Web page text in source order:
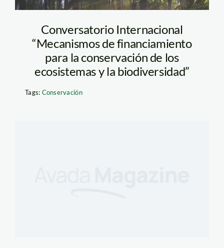
Conversatorio Internacional
“Mecanismos de financiamiento
para la conservación de los
ecosistemas y la biodiversidad”
Tags: Conservación